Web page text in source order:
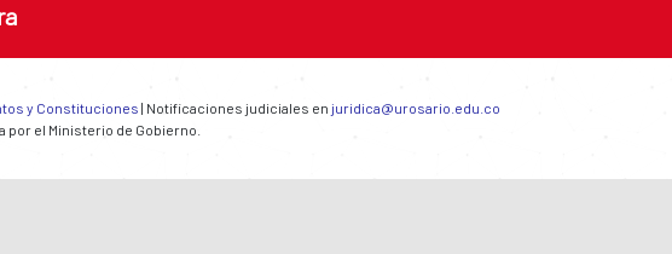
y Constituciones | Notificaciones judiciales en juridica@urosario.edu.co
el Ministerio de Gobierno.